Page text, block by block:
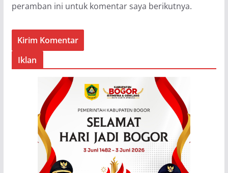
peramban ini untuk komentar saya berikutnya.
Iklan